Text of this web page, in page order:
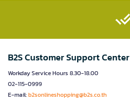
B2S Customer Support Center
Workday Service Hours 8.30-18.00
02-115-0999
E-mail:b2sonlineshopping@b2s.co.th